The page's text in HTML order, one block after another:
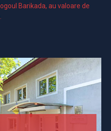
Barikada, au valoare de